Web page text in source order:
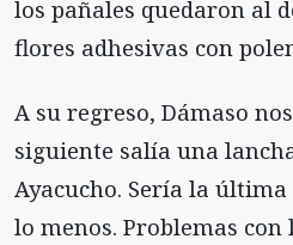
los pañales quedaron al
flores adhesivas con
A su regreso, Dámaso
siguiente salía una
Ayacucho. Sería la
lo menos. Problemas con